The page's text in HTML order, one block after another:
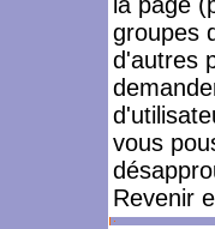
groupes
d'autres
vous
Revenir